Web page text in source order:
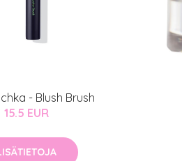
- Blush Brush
15.5 EUR